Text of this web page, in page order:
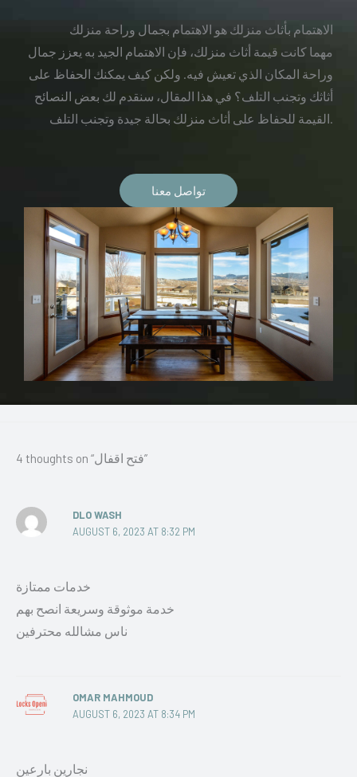
الاهتمام بأثاث منزلك هو الاهتمام بجمال وراحة منزلك
مهما كانت قيمة أثاث منزلك، فإن الاهتمام الجيد به يعزز جمال
وراحة المكان الذي تعيش فيه. ولكن كيف يمكنك الحفاظ على
أثاثك وتجنب التلف؟ في هذا المقال، سنقدم لك بعض النصائح
القيمة للحفاظ على أثاث منزلك بحالة جيدة وتجنب التلف.
تواصل معنا
4 thoughts on “فتح اقفال”
DLO WASH
AUGUST 6, 2023 AT 8:32 PM
خدمات ممتازة
خدمة موثوقة وسريعة انصح بهم
ناس مشالله محترفين
OMAR MAHMOUD
AUGUST 6, 2023 AT 8:34 PM
نجارين بارعين